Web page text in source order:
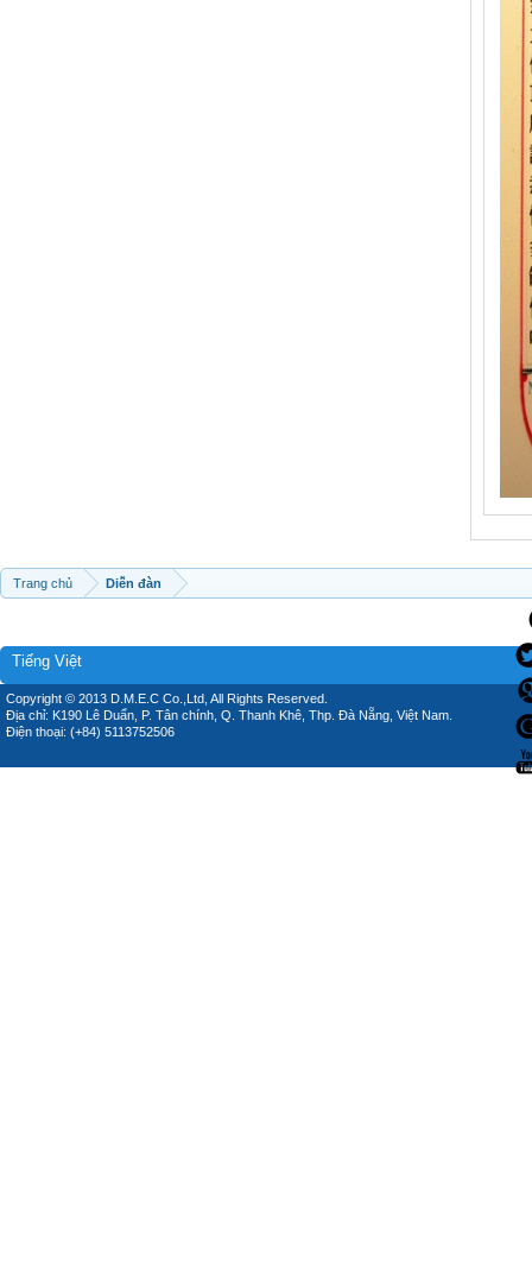
Trang chủ Diễn đàn
Tiếng Việt
Copyright © 2013 D.M.E.C Co.,Ltd, All Rights Reserved.
Địa chỉ: K190 Lê Duẩn, P. Tân chính, Q. Thanh Khê, Thp. Đà Nẵng, Việt Nam.
Điện thoại: (+84) 5113752506